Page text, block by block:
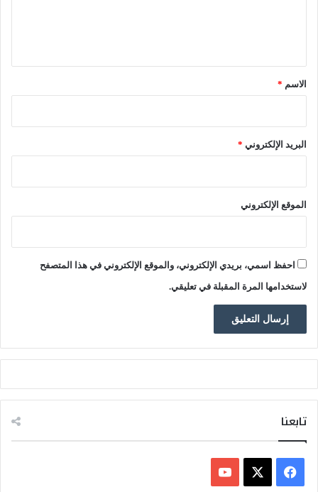
*
الاسم *
البريد الإلكتروني *
الموقع الإلكتروني
احفظ اسمي، بريدي الإلكتروني، والموقع الإلكتروني في هذا المتصفح
لاستخدامها المرة المقبلة في تعليقي.
تابعنا